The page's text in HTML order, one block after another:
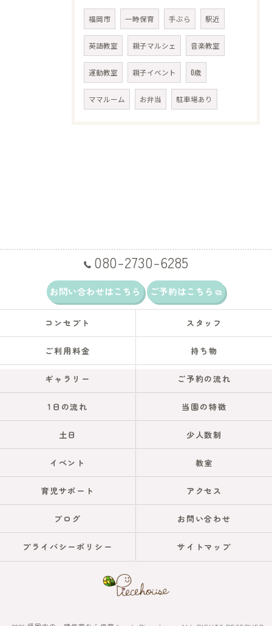
福岡市 一時保育 手ぶら 駅近
英語教室 親子マルシェ 音楽教室
運動教室 親子イベント 0歳
ママルーム お弁当 駐車場あり
080-2730-6285
お問い合わせはこちら ご予約はこちら
コンセプト スタッフ
ご利用料金 持ち物
ギャラリー ご予約の流れ
1日の流れ 当園の特徴
土日 少人数制
イベント 教室
育児サポート アクセス
ブログ お問い合わせ
プライバシーポリシー サイトマップ